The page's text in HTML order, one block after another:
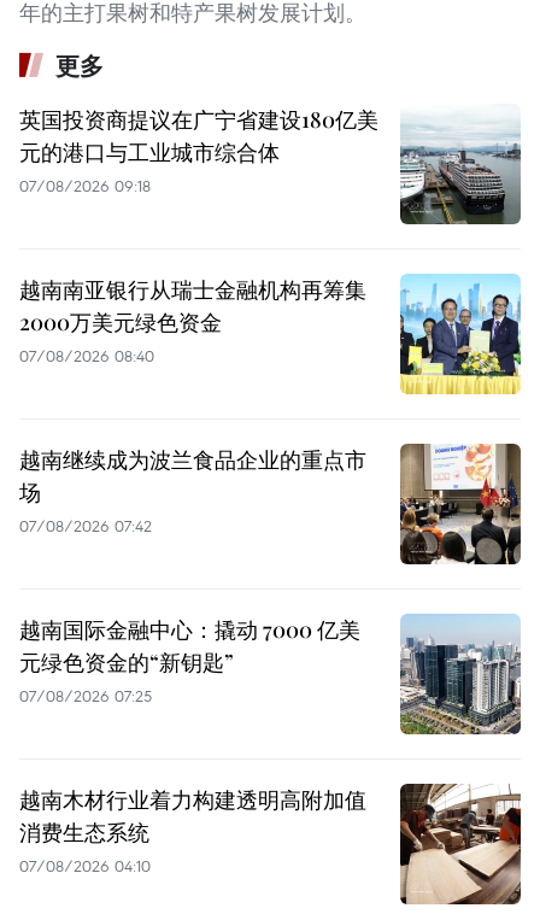
年的主打果树和特产果树发展计划。
更多
英国投资商提议在广宁省建设180亿美
元的港口与工业城市综合体
07/08/2026 09:18
越南南亚银行从瑞士金融机构再筹集
2000万美元绿色资金
07/08/2026 08:40
越南继续成为波兰食品企业的重点市
场
07/08/2026 07:42
越南国际金融中心：撬动 7000 亿美
元绿色资金的“新钥匙”
07/08/2026 07:25
越南木材行业着力构建透明高附加值
消费生态系统
07/08/2026 04:10